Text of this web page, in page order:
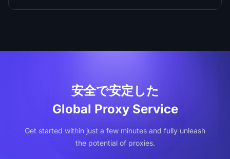
安全で安定した
Global Proxy Service
Get started within just a few minutes and fully unleash
the potential of proxies.